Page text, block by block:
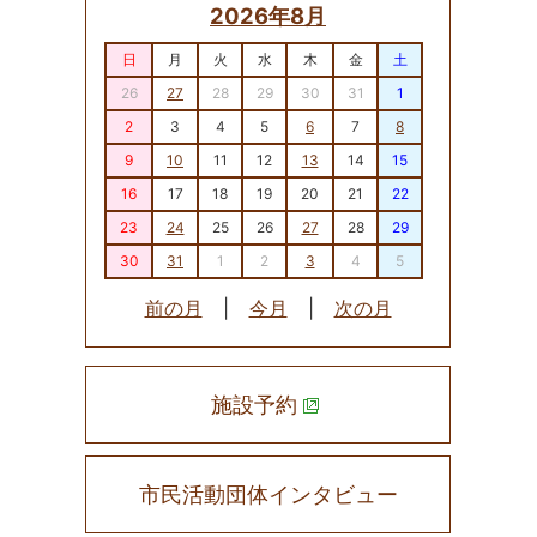
2026年8月
日 月 火 水 木 金
土
26
27 28 29 30 31
1
2
3 4 5 6 7
8
9
10 11 12 13 14
15
16
17 18 19 20 21
22
23
24 25 26 27 28
29
30
31 1 2 3 4 5
前の月 今月 次の月
施設予約
市民活動団体インタビュー